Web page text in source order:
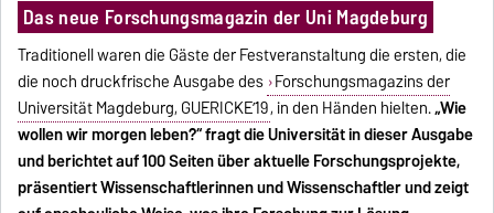
Das neue Forschungsmagazin der Uni Magdeburg
Traditionell waren die Gäste der Festveranstaltung die ersten, die
die noch druckfrische Ausgabe des Forschungsmagazins der
Universität Magdeburg, GUERICKEʼ19, in den Händen hielten.„Wie
wollen wir morgen leben?“ fragt die Universität in dieser Ausgabe
und berichtet auf 100 Seiten über aktuelle Forschungsprojekte,
präsentiert Wissenschaftlerinnen und Wissenschaftler und zeigt